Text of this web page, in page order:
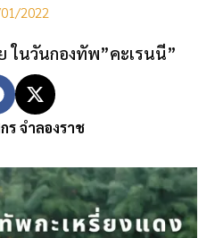
2022
ในวันกองทัพ”คะเรนนี”
ร จำลองราช